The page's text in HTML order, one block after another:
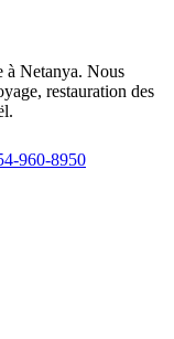
à Netanya. Nous
restauration des
960-8950